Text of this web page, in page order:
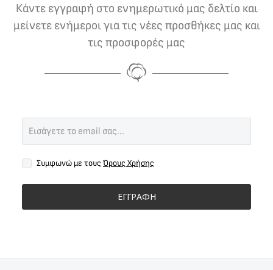
Κάντε εγγραφή στο ενημερωτικό μας δελτίο και
μείνετε ενήμεροι για τις νέες προσθήκες μας και
τις προσφορές μας
Συμφωνώ με τους Όρους Χρήσης
ΕΓΓΡΑΦΗ